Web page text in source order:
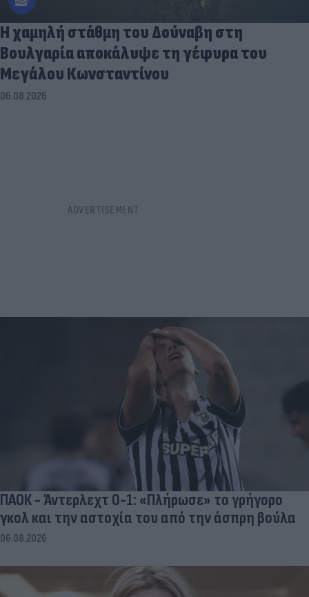
Η χαμηλή στάθμη του Δούναβη στη
Βουλγαρία αποκάλυψε τη γέφυρα του
Μεγάλου Κωνσταντίνου
06.08.2026
ΠΑΟΚ - Άντερλεχτ 0-1: «Πλήρωσε» το γρήγορο
γκολ και την αστοχία του από την άσπρη βούλα
06.08.2026